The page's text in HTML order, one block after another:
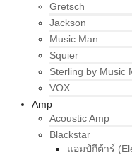
Gretsch
Jackson
Music Man
Squier
Sterling by Music
VOX
Amp
Acoustic Amp
Blackstar
แอมป์กีต้าร์